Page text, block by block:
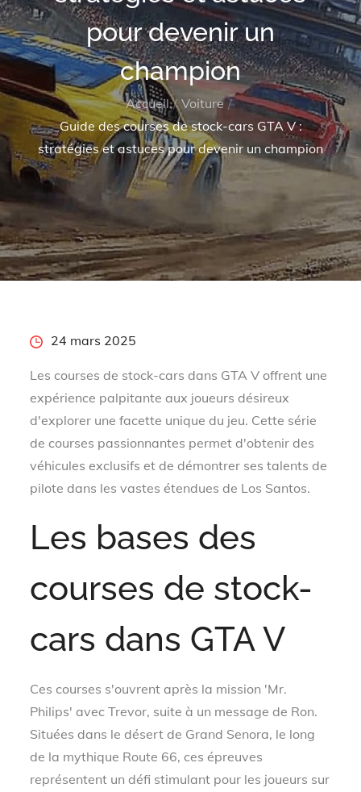
pour devenir un
champion
Accueil
Voiture
Guide des courses de stock-cars GTA V :
stratégies et astuces pour devenir un champion
Posted24 mars 2025
Les courses de stock-cars dans GTA V offrent une
expérience palpitante aux joueurs désireux
d'explorer une facette unique du jeu. Cette série
de courses passionnantes permet d'obtenir des
véhicules exclusifs et de démontrer ses talents de
pilote dans les vastes étendues de Los Santos.
Les bases des
courses de stock-
cars dans GTA V
Ces courses s'ouvrent après la mission 'Mr.
Philips' avec Trevor, suite à un message de Ron.
Situées dans le désert de Grand Senora, le long
de la mythique Route 66, ces épreuves
représentent un défi stimulant pour les joueurs sur